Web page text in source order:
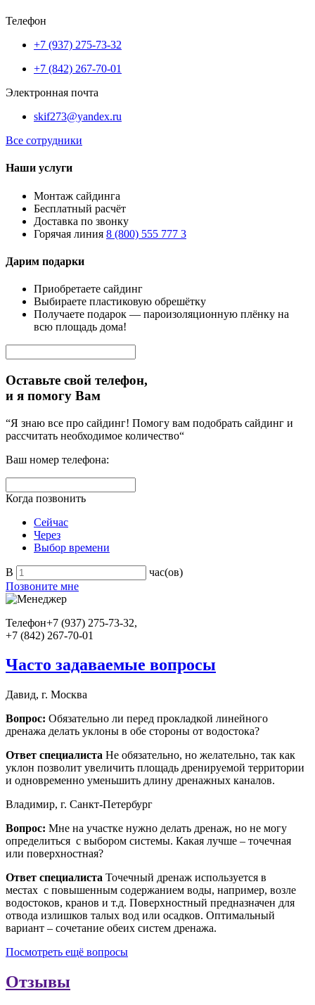
Телефон
+7 (937) 275-73-32
+7 (842) 267-70-01
Электронная почта
skif273@yandex.ru
Все сотрудники
Наши услуги
Монтаж сайдинга
Бесплатный расчёт
Доставка по звонку
Горячая линия 8 (800) 555 777 3
Дарим подарки
Приобретаете сайдинг
Выбираете пластиковую обрешётку
Получаете подарок — пароизоляционную плёнку на
всю площадь дома!
Оставьте свой телефон,
и я помогу Вам
“Я знаю все про сайдинг! Помогу вам подобрать сайдинг и
рассчитать необходимое количество“
Ваш номер телефона:
Когда позвонить
Сейчас
Через
Выбор времени
В
час(ов)
Позвоните мне
Телефон+7 (937) 275-73-32,
+7 (842) 267-70-01
Часто задаваемые вопросы
Давид, г. Москва
Вопрос: Обязательно ли перед прокладкой линейного
дренажа делать уклоны в обе стороны от водостока?
Ответ специалиста Не обязательно, но желательно, так как
уклон позволит увеличить площадь дренируемой территории
и одновременно уменьшить длину дренажных каналов.
Владимир, г. Санкт-Петербург
Вопрос: Мне на участке нужно делать дренаж, но не могу
определиться с выбором системы. Какая лучше – точечная
или поверхностная?
Ответ специалиста Точечный дренаж используется в
местах с повышенным содержанием воды, например, возле
водостоков, кранов и т.д. Поверхностный предназначен для
отвода излишков талых вод или осадков. Оптимальный
вариант – сочетание обеих систем дренажа.
Посмотреть ещё вопросы
Отзывы